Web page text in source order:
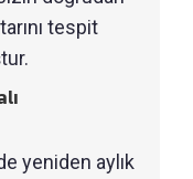
tespit
yeniden aylık